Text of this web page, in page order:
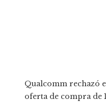
Qualcomm rechazó
oferta de compra de